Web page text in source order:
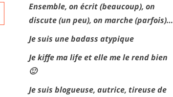
Ensemble, on écrit (beaucoup), on
discute (un peu), on marche (parfois)…
Je suis une badass atypique
Je kiffe ma life et elle me le rend bien
🙂
Je suis blogueuse, autrice, tireuse de